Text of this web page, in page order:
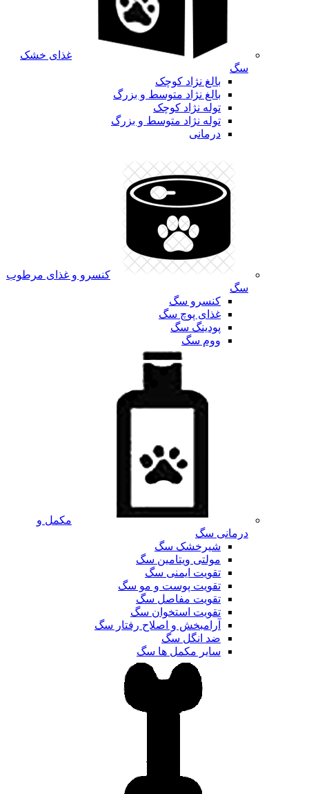
غذای خشک
سگ
بالغ نژاد کوچک
بالغ نژاد متوسط و بزرگ
توله نژاد کوچک
توله نژاد متوسط و بزرگ
درمانی
کنسرو و غذای مرطوب
سگ
کنسرو سگ
غذای پوچ سگ
پودینگ سگ
ووم سگ
مکمل و
درمانی سگ
شیرخشک سگ
مولتی ویتامین سگ
تقویت ایمنی سگ
تقویت پوست و مو سگ
تقویت مفاصل سگ
تقویت استخوان سگ
آرامبخش و اصلاح رفتار سگ
ضد انگل سگ
سایر مکمل ها سگ